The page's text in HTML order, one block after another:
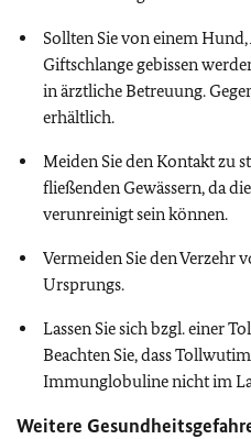
Sollten Sie von einem
Giftschlange gebissen
in ärztliche Betreuung.
erhältlich.
Meiden Sie den Kontakt zu
fließenden Gewässern, da
verunreinigt sein können.
Vermeiden Sie den Verzehr
Ursprungs.
Lassen Sie sich bzgl. einer
Beachten Sie, dass
Immunglobuline nicht im
Weitere